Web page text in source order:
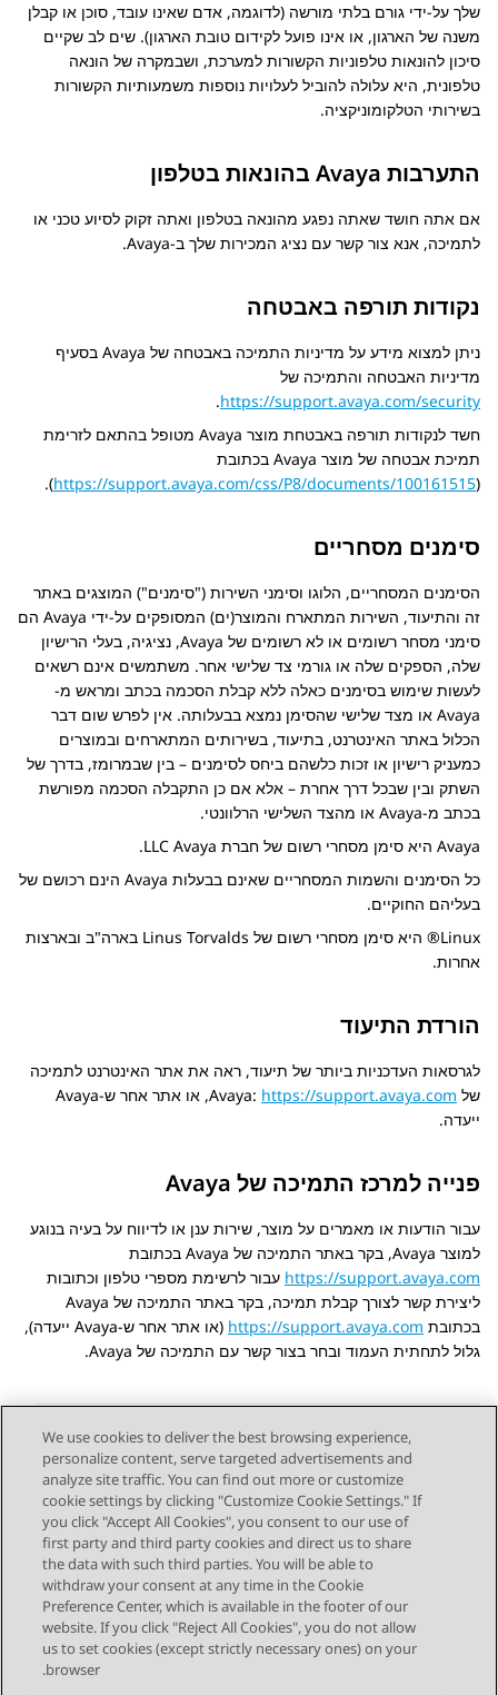
שלך על-ידי גורם בלתי מורשה (לדוגמה, אדם שאינו עובד, סוכן או קבלן
משנה של הארגון, או אינו פועל לקידום טובת הארגון). שים לב שקיים
סיכון להונאות טלפוניות הקשורות למערכת, ושבמקרה של הונאה
טלפונית, היא עלולה להוביל לעלויות נוספות משמעותיות הקשורות
בשירותי הטלקומוניקציה.
התערבות Avaya בהונאות בטלפון
אם אתה חושד שאתה נפגע מהונאה בטלפון ואתה זקוק לסיוע טכני או
לתמיכה, אנא צור קשר עם נציג המכירות שלך ב-Avaya
.
נקודות תורפה באבטחה
ניתן למצוא מידע על מדיניות התמיכה באבטחה של Avaya בסעיף
מדיניות האבטחה והתמיכה של
https://support.avaya.com/security
.
חשד לנקודות תורפה באבטחת מוצר Avaya מטופל בהתאם לזרימת
תמיכת אבטחה של מוצר Avaya בכתובת
(
https://support.avaya.com/css/P8/documents/100161515
).
סימנים מסחריים
הסימנים המסחריים, הלוגו וסימני השירות ( סימנים ) המוצגים באתר
זה והתיעוד, השירות המתארח והמוצר(ים) המסופקים על-ידי Avaya הם
סימני מסחר רשומים או לא רשומים של Avaya, נציגיה, בעלי הרישיון
שלה, הספקים שלה או גורמי צד שלישי אחר. משתמשים אינם רשאים
לעשות שימוש בסימנים כאלה ללא קבלת הסכמה בכתב ומראש מ-
Avaya או מצד שלישי שהסימן נמצא בבעלותה. אין לפרש שום דבר
הכלול באתר האינטרנט, בתיעוד, בשירותים המתארחים ובמוצרים
כמעניק רישיון או זכות כלשהם ביחס לסימנים – בין שבמרומז, בדרך של
השתק ובין שבכל דרך אחרת – אלא אם כן התקבלה הסכמה מפורשת
בכתב מ-Avaya או מהצד השלישי הרלוונטי.
Avaya היא סימן מסחרי רשום של חברת LLC Avaya
.
כל הסימנים והשמות המסחריים שאינם בבעלות Avaya הינם רכושם של
בעליהם החוקיים.
Linux® היא סימן מסחרי רשום של Linus Torvalds בארה"ב ובארצות
אחרות.
הורדת התיעוד
לגרסאות העדכניות ביותר של תיעוד, ראה את אתר האינטרנט לתמיכה
של
Avaya: https://support.avaya.com , או אתר אחר ש-Avaya
ייעדה.
פנייה למרכז התמיכה של Avaya
עבור הודעות או מאמרים על מוצר, שירות ענן או לדיווח על בעיה בנוגע
למוצר Avaya, בקר באתר התמיכה של Avaya בכתובת
https://support.avaya.com עבור לרשימת מספרי טלפון וכתובות
ליצירת קשר לצורך קבלת תמיכה, בקר באתר התמיכה של Avaya
בכתובת https://support.avaya.com (או אתר אחר ש-Avaya ייעדה),
גלול לתחתית העמוד ובחר בצור קשר עם התמיכה של Avaya
.
Send Feedback
Topic navigation
Next Topic
STAY CONNECTED
We use cookies to deliver the best browsing experience,
personalize content, serve targeted advertisements and
analyze site traffic. You can find out more or customize
cookie settings by clicking "Customize Cookie Settings." If
you click "Accept All Cookies", you consent to our use of
first party and third party cookies and direct us to share
the data with such third parties. You will be able to
withdraw your consent at any time in the Cookie
Preference Center, which is available in the footer of our
website. If you click "Reject All Cookies", you do not allow
us to set cookies (except strictly necessary ones) on your
browser.